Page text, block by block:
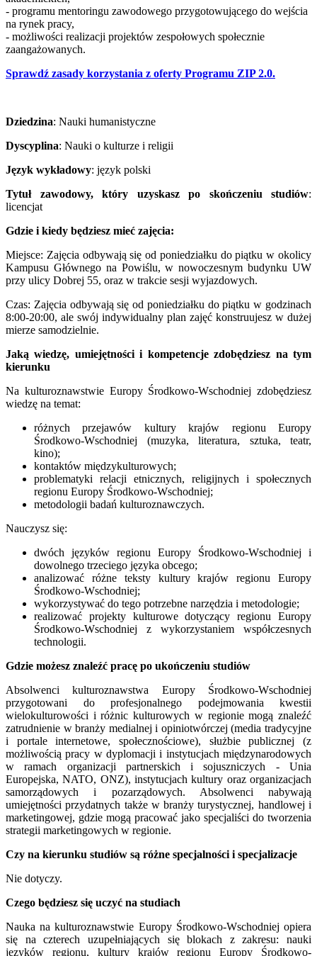
- programu mentoringu zawodowego przygotowującego do wejścia
na rynek pracy,
- możliwości realizacji projektów zespołowych społecznie
zaangażowanych.
Sprawdź zasady korzystania z oferty Programu ZIP 2.0.
Dziedzina: Nauki humanistyczne
Dyscyplina: Nauki o kulturze i religii
Język wykładowy: język polski
Tytuł zawodowy, który uzyskasz po skończeniu studiów:
licencjat
Gdzie i kiedy będziesz mieć zajęcia:
Miejsce: Zajęcia odbywają się od poniedziałku do piątku w okolicy
Kampusu Głównego na Powiślu, w nowoczesnym budynku UW
przy ulicy Dobrej 55, oraz w trakcie sesji wyjazdowych.
Czas: Zajęcia odbywają się od poniedziałku do piątku w godzinach
8:00-20:00, ale swój indywidualny plan zajęć konstruujesz w dużej
mierze samodzielnie.
Jaką wiedzę, umiejętności i kompetencje zdobędziesz na tym
kierunku
Na kulturoznawstwie Europy Środkowo-Wschodniej zdobędziesz
wiedzę na temat:
różnych przejawów kultury krajów regionu Europy
Środkowo-Wschodniej (muzyka, literatura, sztuka, teatr,
kino);
kontaktów międzykulturowych;
problematyki relacji etnicznych, religijnych i społecznych
regionu Europy Środkowo-Wschodniej;
metodologii badań kulturoznawczych.
Nauczysz się:
dwóch języków regionu Europy Środkowo-Wschodniej i
dowolnego trzeciego języka obcego;
analizować różne teksty kultury krajów regionu Europy
Środkowo-Wschodniej;
wykorzystywać do tego potrzebne narzędzia i metodologie;
realizować projekty kulturowe dotyczący regionu Europy
Środkowo-Wschodniej z wykorzystaniem współczesnych
technologii.
Gdzie możesz znaleźć pracę po ukończeniu studiów
Absolwenci kulturoznawstwa Europy Środkowo-Wschodniej
przygotowani do profesjonalnego podejmowania kwestii
wielokulturowości i różnic kulturowych w regionie mogą znaleźć
zatrudnienie w branży medialnej i opiniotwórczej (media tradycyjne
i portale internetowe, społecznościowe), służbie publicznej (z
możliwością pracy w dyplomacji i instytucjach międzynarodowych
w ramach organizacji partnerskich i sojuszniczych - Unia
Europejska, NATO, ONZ), instytucjach kultury oraz organizacjach
samorządowych i pozarządowych. Absolwenci nabywają
umiejętności przydatnych także w branży turystycznej, handlowej i
marketingowej, gdzie mogą pracować jako specjaliści do tworzenia
strategii marketingowych w regionie.
Czy na kierunku studiów są różne specjalności i specjalizacje
Nie dotyczy.
Czego będziesz się uczyć na studiach
Nauka na kulturoznawstwie Europy Środkowo-Wschodniej opiera
się na czterech uzupełniających się blokach z zakresu: nauki
języków regionu, kultury krajów regionu Europy Środkowo-